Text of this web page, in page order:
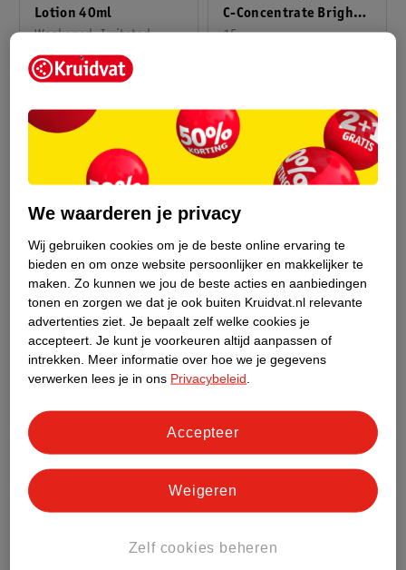
Lotion 40ml
Weakened, Irritated
Skin, 40
C-Concentrate Bright.
Pigment. Corr. 15 Ml
15
Bioderma Pigmentbio
Verkoop via partner
29.
19
103
Bioderma Hydrabio
Very Dehydrated
Verkoop via partner
26.
99
We waarderen je privacy
Wij gebruiken cookies om je de beste online ervaring te
bieden en om onze website persoonlijker en makkelijker te
maken. Zo kunnen we jou de beste acties en aanbiedingen
tonen en zorgen we dat je ook buiten Kruidvat.nl relevante
advertenties ziet. Je bepaalt zelf welke cookies je
accepteert. Je kunt je voorkeuren altijd aanpassen of
intrekken.
Meer informatie over hoe we je gegevens
verwerken lees je in ons Privacybeleid
Zelf cookies beheren
Weigeren
Accepteer